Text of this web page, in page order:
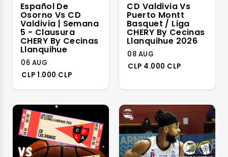
Español De
Osorno Vs CD
Valdivia | Semana
5 - Clausura
CHERY By Cecinas
Llanquihue
06 AUG
CLP 1.000 CLP
⁠CD Valdivia Vs
Puerto Montt
Basquet / Liga
CHERY By Cecinas
Llanquihue 2026
08 AUG
CLP 4.000 CLP